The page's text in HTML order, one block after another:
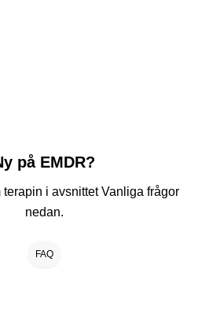
på EMDR?
terapin i avsnittet Vanliga frågor
nedan.
FAQ